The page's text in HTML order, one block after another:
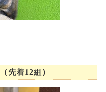
（先着12組）